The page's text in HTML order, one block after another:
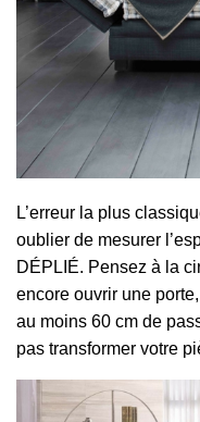
L’erreur la plus
oublier de mesurer
DÉPLIÉ. Pensez à la
encore ouvrir une
au moins 60 cm de
pas transformer votre